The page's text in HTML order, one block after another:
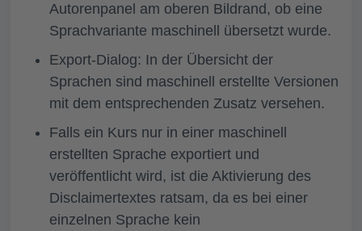
Autorenpanel am oberen Bildrand, ob eine
Sprachvariante maschinell übersetzt wurde.
Export-Dialog: In der Übersicht der
Sprachen sind maschinell erstellte Versionen
mit dem entsprechenden Zusatz versehen.
Falls ein Kurs nur in einer maschinell
erstellten Sprache exportiert und
veröffentlicht wird, ist die Aktivierung des
Disclaimertextes ratsam, da es bei einer
einzelnen Sprache kein